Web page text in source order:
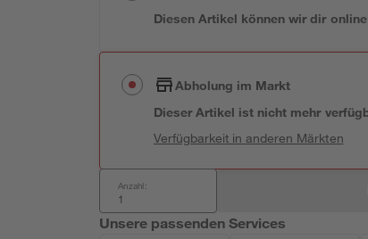
Diesen Artikel können wir dir
Abholung im Markt
Dieser Artikel ist nicht mehr
Verfügbarkeit in anderen Märkten
Anzahl:
Unsere passenden Services